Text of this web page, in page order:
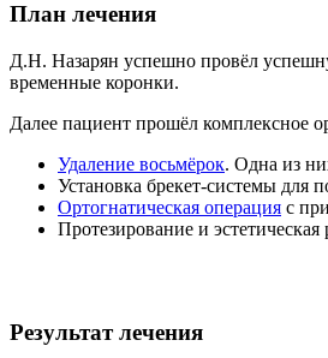
План лечения
Д.Н. Назарян успешно провёл
временные коронки.
Далее пациент прошёл комплексное
Удаление восьмёрок. Одна из
Установка брекет-системы для
Ортогнатическая операция с
Протезирование и
Результат лечения